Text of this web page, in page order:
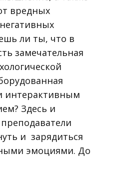
вредных
ли ты, что в
замечательная
интерактивным
Здесь и
и зарядиться
эмоциями. До